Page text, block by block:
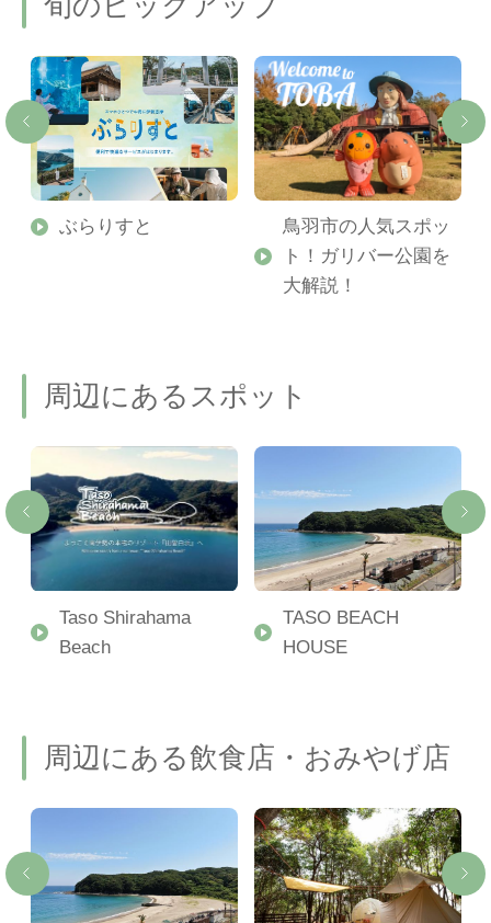
ぶらりすと
鳥羽市の人気スポッ
ト！ガリバー公園を
大解説！
周辺にあるスポット
Taso Shirahama
Beach
TASO BEACH
HOUSE
周辺にある飲食店・おみやげ店